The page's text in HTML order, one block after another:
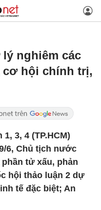
nghiêm các
hội chính trị,
3, 4 (TP.HCM)
6, Chủ tịch nước
tử xấu, phản
hội thảo luận 2 dự
tế đặc biệt; An